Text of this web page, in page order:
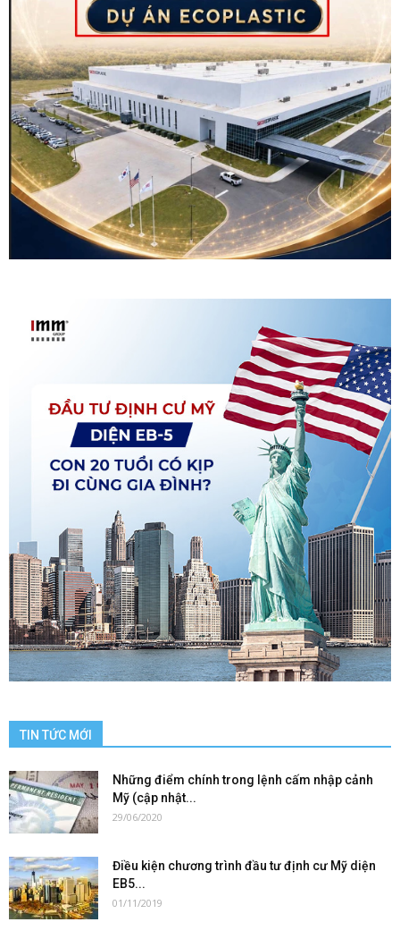
TIN TỨC MỚI
Những điểm chính trong lệnh cấm nhập cảnh
Mỹ (cập nhật...
29/06/2020
Điều kiện chương trình đầu tư định cư Mỹ diện
EB5...
01/11/2019